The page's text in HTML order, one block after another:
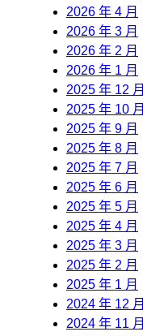
2026 年 4 月
2026 年 3 月
2026 年 2 月
2026 年 1 月
2025 年 12 月
2025 年 10 月
2025 年 9 月
2025 年 8 月
2025 年 7 月
2025 年 6 月
2025 年 5 月
2025 年 4 月
2025 年 3 月
2025 年 2 月
2025 年 1 月
2024 年 12 月
2024 年 11 月